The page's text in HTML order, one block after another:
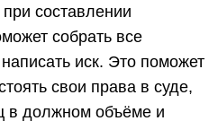
составлении
собрать все
иск. Это поможет
свои права в суде,
в должном объёме и